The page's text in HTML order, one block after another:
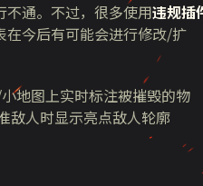
通。不过，很多使用违规插
在今后有可能会进行修改/扩
地图上实时标注被摧毁的物
敌人时显示亮点敌人轮廓